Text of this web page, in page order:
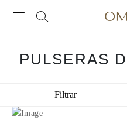
PULSERAS
Filtrar